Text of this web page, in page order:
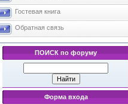
Гостевая книга
Обратная связь
ПОИСК по форуму
Форма входа